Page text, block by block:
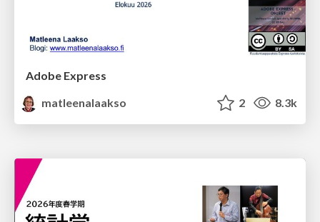
Adobe Express
matleenalaakso
2 8.3k